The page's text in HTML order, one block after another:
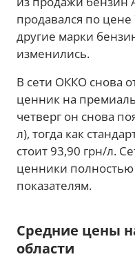
продавался по
другие марки
изменились.
В сети ОККО снова
ценник на
четверг он снова
л), тогда как
стоит 93,90 грн/л.
ценники
показателям.
Средние цены
области